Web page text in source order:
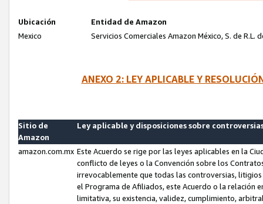
Ubicación
Entidad de Amazon
Mexico
Servicios Comerciales Amazon México, S. de R.L.
ANEXO 2: LEY APLICABLE Y
Sitio de
Amazon
Ley aplicable y disposiciones sobre
amazon.com.mx Este Acuerdo se rige por las leyes aplicables en la
conflicto de leyes o la Convención sobre los
irrevocablemente que todas las controversias,
el Programa de Afiliados, este Acuerdo o la relación
limitativa, su existencia, validez, cumplimiento,